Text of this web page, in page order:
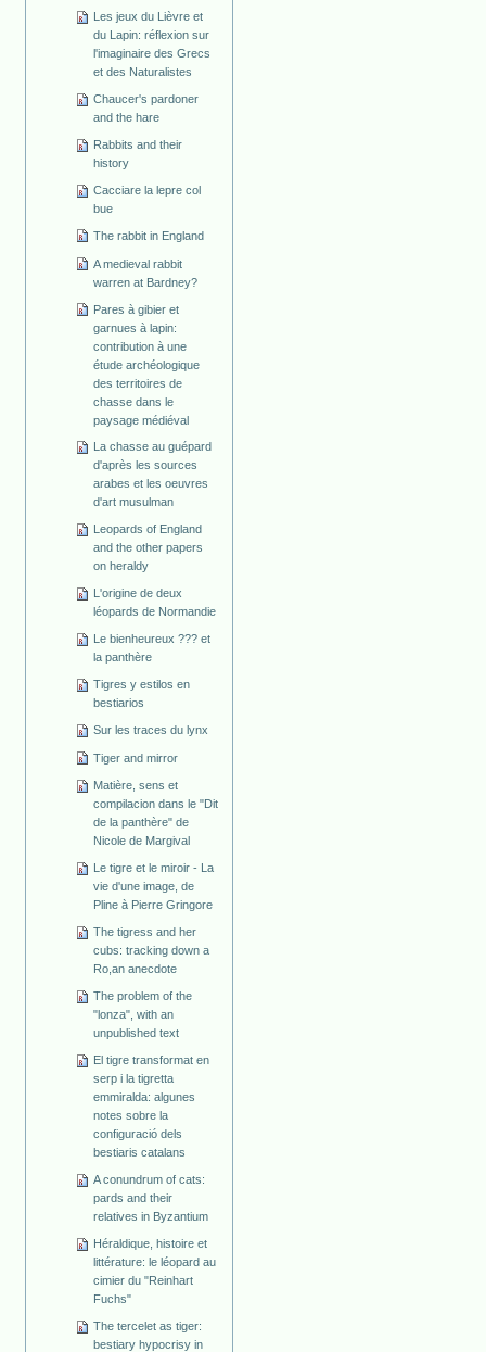
Les jeux du Lièvre et
du Lapin: réflexion sur
l'imaginaire des Grecs
et des Naturalistes
Chaucer's pardoner
and the hare
Rabbits and their
history
Cacciare la lepre col
bue
The rabbit in England
A medieval rabbit
warren at Bardney?
Pares à gibier et
garnues à lapin:
contribution à une
étude archéologique
des territoires de
chasse dans le
paysage médiéval
La chasse au guépard
d'après les sources
arabes et les oeuvres
d'art musulman
Leopards of England
and the other papers
on heraldy
L'origine de deux
léopards de Normandie
Le bienheureux ??? et
la panthère
Tigres y estilos en
bestiarios
Sur les traces du lynx
Tiger and mirror
Matière, sens et
compilacion dans le "Dit
de la panthère" de
Nicole de Margival
Le tigre et le miroir - La
vie d'une image, de
Pline à Pierre Gringore
The tigress and her
cubs: tracking down a
Ro,an anecdote
The problem of the
"lonza", with an
unpublished text
El tigre transformat en
serp i la tigretta
emmiralda: algunes
notes sobre la
configuració dels
bestiaris catalans
A conundrum of cats:
pards and their
relatives in Byzantium
Héraldique, histoire et
littérature: le léopard au
cimier du "Reinhart
Fuchs"
The tercelet as tiger:
bestiary hypocrisy in